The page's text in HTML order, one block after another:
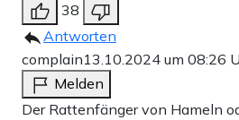
38
Antworten
complain13.10.2024 um 08:26
Melden
Der Rattenfänger von Hameln